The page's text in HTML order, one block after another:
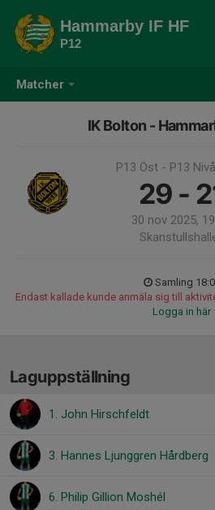
Matcher
Hammarby IF HF
P12
IK Bolton -
P13 Öst - P13
29 -
30 nov 2025,
Samling
Endast kallade kunde anmäla sig till
Logga in här
Laguppställning
1. John Hirschfeldt
3. Hannes Ljunggren Hårdberg
6. Philip Gillion Moshél